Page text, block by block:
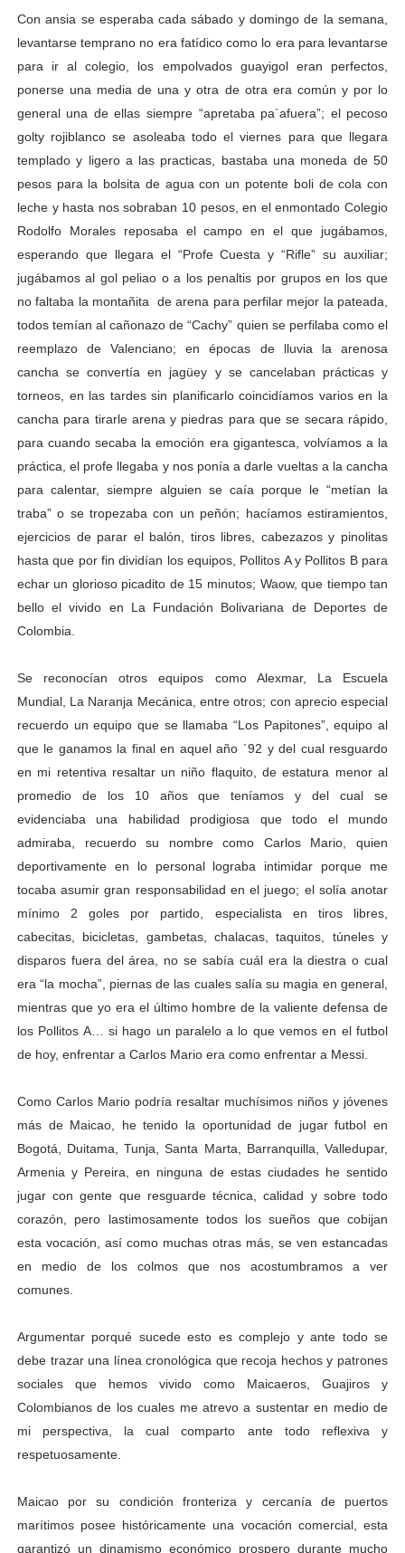
Con ansia se esperaba cada sábado y domingo de la semana,
levantarse temprano no era fatídico como lo era para levantarse
para ir al colegio, los empolvados guayigol eran perfectos,
ponerse una media de una y otra de otra era común y por lo
general una de ellas siempre “apretaba pa´afuera”; el pecoso
golty rojiblanco se asoleaba todo el viernes para que llegara
templado y ligero a las practicas, bastaba una moneda de 50
pesos para la bolsita de agua con un potente boli de cola con
leche y hasta nos sobraban 10 pesos, en el enmontado Colegio
Rodolfo Morales reposaba el campo en el que jugábamos,
esperando que llegara el “Profe Cuesta y “Rifle” su auxiliar;
jugábamos al gol peliao o a los penaltis por grupos en los que
no faltaba la montañita de arena para perfilar mejor la pateada,
todos temían al cañonazo de “Cachy” quien se perfilaba como el
reemplazo de Valenciano; en épocas de lluvia la arenosa
cancha se convertía en jagüey y se cancelaban prácticas y
torneos, en las tardes sin planificarlo coincidíamos varios en la
cancha para tirarle arena y piedras para que se secara rápido,
para cuando secaba la emoción era gigantesca, volvíamos a la
práctica, el profe llegaba y nos ponía a darle vueltas a la cancha
para calentar, siempre alguien se caía porque le “metían la
traba” o se tropezaba con un peñón; hacíamos estiramientos,
ejercicios de parar el balón, tiros libres, cabezazos y pinolitas
hasta que por fin dividían los equipos, Pollitos A y Pollitos B para
echar un glorioso picadito de 15 minutos; Waow, que tiempo tan
bello el vivido en La Fundación Bolivariana de Deportes de
Colombia.
Se reconocían otros equipos como Alexmar, La Escuela
Mundial, La Naranja Mecánica, entre otros; con aprecio especial
recuerdo un equipo que se llamaba “Los Papitones”, equipo al
que le ganamos la final en aquel año ´92 y del cual resguardo
en mi retentiva resaltar un niño flaquito, de estatura menor al
promedio de los 10 años que teníamos y del cual se
evidenciaba una habilidad prodigiosa que todo el mundo
admiraba, recuerdo su nombre como Carlos Mario, quien
deportivamente en lo personal lograba intimidar porque me
tocaba asumir gran responsabilidad en el juego; el solía anotar
mínimo 2 goles por partido, especialista en tiros libres,
cabecitas, bicicletas, gambetas, chalacas, taquitos, túneles y
disparos fuera del área, no se sabía cuál era la diestra o cual
era “la mocha”, piernas de las cuales salía su magia en general,
mientras que yo era el último hombre de la valiente defensa de
los Pollitos A… si hago un paralelo a lo que vemos en el futbol
de hoy, enfrentar a Carlos Mario era como enfrentar a Messi.
Como Carlos Mario podría resaltar muchísimos niños y jóvenes
más de Maicao, he tenido la oportunidad de jugar futbol en
Bogotá, Duitama, Tunja, Santa Marta, Barranquilla, Valledupar,
Armenia y Pereira, en ninguna de estas ciudades he sentido
jugar con gente que resguarde técnica, calidad y sobre todo
corazón, pero lastimosamente todos los sueños que cobijan
esta vocación, así como muchas otras más, se ven estancadas
en medio de los colmos que nos acostumbramos a ver
comunes.
Argumentar porqué sucede esto es complejo y ante todo se
debe trazar una línea cronológica que recoja hechos y patrones
sociales que hemos vivido como Maicaeros, Guajiros y
Colombianos de los cuales me atrevo a sustentar en medio de
mi perspectiva, la cual comparto ante todo reflexiva y
respetuosamente.
Maicao por su condición fronteriza y cercanía de puertos
marítimos posee históricamente una vocación comercial, esta
garantizó un dinamismo económico prospero durante mucho